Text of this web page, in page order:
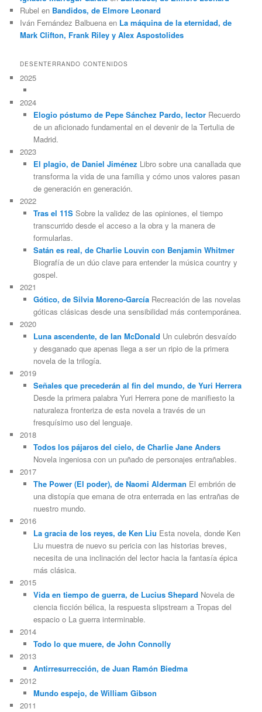
Rubel en Bandidos, de Elmore Leonard
Iván Fernández Balbuena en La máquina de la eternidad, de
Mark Clifton, Frank Riley y Alex Aspostolides
DESENTERRANDO CONTENIDOS
2025
2024
Elogio póstumo de Pepe Sánchez Pardo, lectorRecuerdo
de un aficionado fundamental en el devenir de la Tertulia de
Madrid.
2023
El plagio, de Daniel Jiménez Libro sobre una canallada que
transforma la vida de una familia y cómo unos valores pasan
de generación en generación.
2022
Tras el 11SSobre la validez de las opiniones, el tiempo
transcurrido desde el acceso a la obra y la manera de
formularlas.
Satán es real, de Charlie Louvin con Benjamin Whitmer
Biografía de un dúo clave para entender la música country y
gospel.
2021
Gótico, de Silvia Moreno-GarcíaRecreación de las novelas
góticas clásicas desde una sensibilidad más contemporánea.
2020
Luna ascendente, de Ian McDonald Un culebrón desvaído
y desganado que apenas llega a ser un ripio de la primera
novela de la trilogía.
2019
Señales que precederán al fin del mundo, de Yuri Herrera
Desde la primera palabra Yuri Herrera pone de manifiesto la
naturaleza fronteriza de esta novela a través de un
fresquísimo uso del lenguaje.
2018
Todos los pájaros del cielo, de Charlie Jane Anders
Novela ingeniosa con un puñado de personajes entrañables.
2017
The Power (El poder), de Naomi Alderman El embrión de
una distopía que emana de otra enterrada en las entrañas de
nuestro mundo.
2016
La gracia de los reyes, de Ken Liu Esta novela, donde Ken
Liu muestra de nuevo su pericia con las historias breves,
necesita de una inclinación del lector hacia la fantasía épica
más clásica.
2015
Vida en tiempo de guerra, de Lucius Shepard Novela de
ciencia ficción bélica, la respuesta slipstream a Tropas del
espacio o La guerra interminable.
2014
Todo lo que muere, de John Connolly
2013
Antirresurrección, de Juan Ramón Biedma
2012
Mundo espejo, de William Gibson
2011